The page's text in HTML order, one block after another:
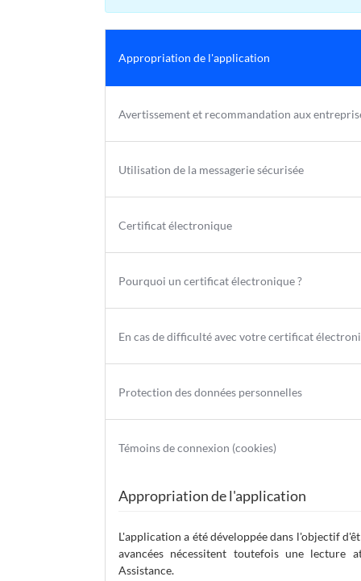
Appropriation de l'application
Avertissement et recommandation aux
Utilisation de la messagerie sécurisée
Certificat électronique
Pourquoi un certificat électronique ?
En cas de difficulté avec votre certificat
Protection des données personnelles
Témoins de connexion (cookies)
Appropriation de l'application
L'application a été développée dans l'objectif
avancées nécessitent toutefois une lecture
Assistance.